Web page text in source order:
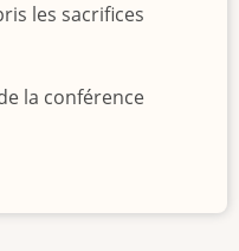
les sacrifices
la conférence